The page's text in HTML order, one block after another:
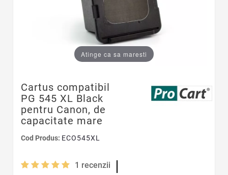
Atinge ca sa maresti
Cartus compatibil
PG 545 XL Black
pentru Canon, de
capacitate mare
Cod Produs: ECO545XL
1 recenzii